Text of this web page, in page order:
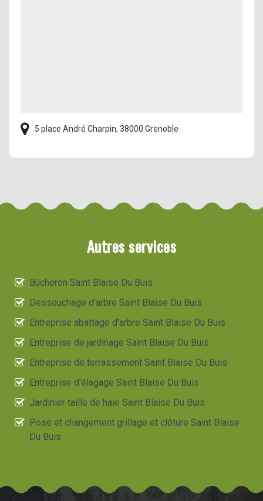
5 place André Charpin, 38000 Grenoble
Autres services
Bûcheron Saint Blaise Du Buis
Dessouchage d'arbre Saint Blaise Du Buis
Entreprise abattage d'arbre Saint Blaise Du Buis
Entreprise de jardinage Saint Blaise Du Buis
Entreprise de terrassement Saint Blaise Du Buis
Entreprise d'élagage Saint Blaise Du Buis
Jardinier taille de haie Saint Blaise Du Buis
Pose et changement grillage et clôture Saint Blaise
Du Buis